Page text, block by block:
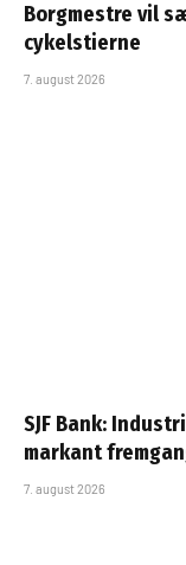
Borgmestre vil
cykelstierne
7. august 2026
SJF Bank:
markant
7. august 2026